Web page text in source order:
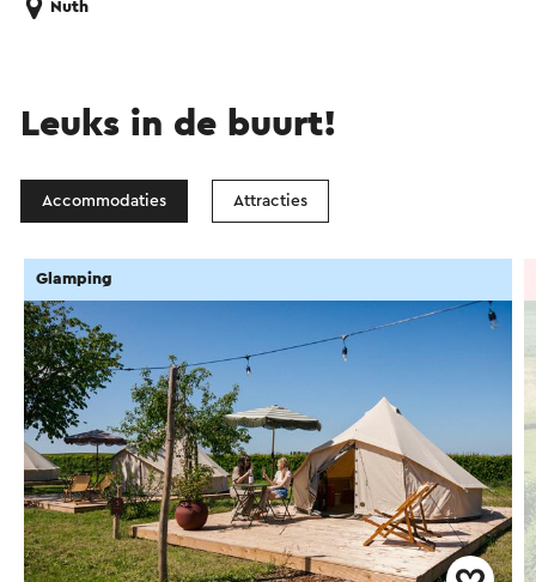
Nuth
Leuks in de buurt!
Accommodaties Attracties
Glamping